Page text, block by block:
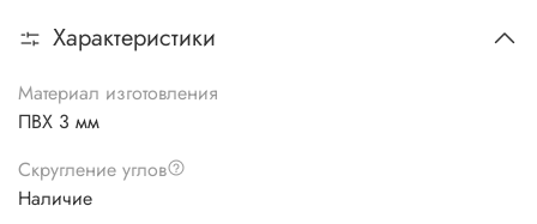
Характеристики
Материал изготовления
ПВХ 3 мм
Скругление углов
Наличие